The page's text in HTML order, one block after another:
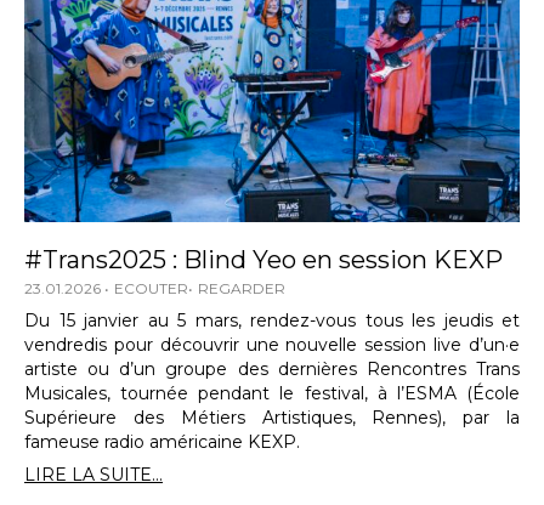
#Trans2025 : Blind Yeo en session KEXP
23.01.2026 ECOUTER REGARDER
Du 15 janvier au 5 mars, rendez-vous tous les jeudis et
vendredis pour découvrir une nouvelle session live d’un·e
artiste ou d’un groupe des dernières Rencontres Trans
Musicales, tournée pendant le festival, à l’ESMA (École
Supérieure des Métiers Artistiques, Rennes), par la
fameuse radio américaine KEXP.
LIRE LA SUITE...